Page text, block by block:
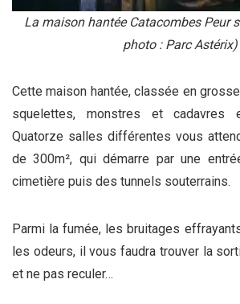
La maison hantée Catacombes Peur
photo : Parc Astérix)
Cette maison hantée, classée en
squelettes, monstres et cadavres
Quatorze salles différentes vous
de 300m², qui démarre par une
cimetière puis des tunnels souterrains.
Parmi la fumée, les bruitages
les odeurs, il vous faudra trouver la
et ne pas reculer…